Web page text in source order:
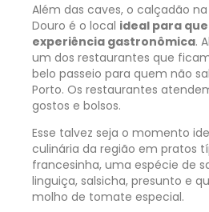
Além das caves, o calçadão
Douro é o local ideal para
experiência gastronômica.
um dos restaurantes que
belo passeio para quem não
Porto. Os restaurantes
gostos e bolsos.
Esse talvez seja o momento
culinária da região em pratos
francesinha, uma espécie de
linguiça, salsicha, presunto e
molho de tomate especial.